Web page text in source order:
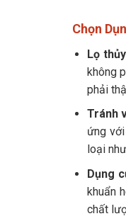
Chọn
Lọ
không
phải
Tránh
ứng
loại
Dụng
khuẩn
chất